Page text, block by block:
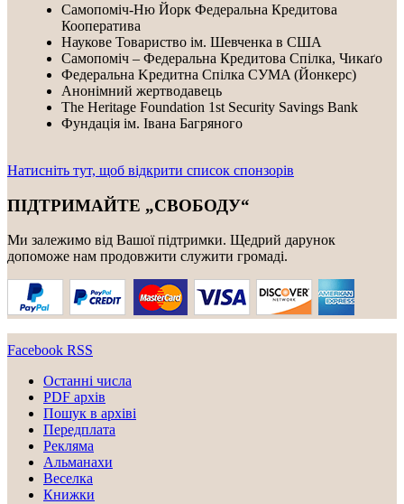
Самопоміч-Ню Йорк Федеральна Кредитова
Кооператива
Наукове Товариство ім. Шевченка в США
Самопоміч – Федеральна Кредитова Спілка, Чикаґо
Федеральнa Kредитнa Спілка CУMA (Йонкерс)
Анонімний жертводавець
The Heritage Foundation 1st Security Savings Bank
Фундація ім. Івана Багряного
Натисніть тут, щоб відкрити список спонзорів
ПІДТРИМАЙТЕ „СВОБОДУ“
Ми залежимо від Вашої підтримки. Щедрий дарунок
допоможе нам продовжити служити громаді.
Facebook RSS
Останні числа
PDF архів
Пошук в архіві
Передплата
Рекляма
Альманахи
Веселка
Книжки